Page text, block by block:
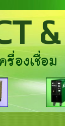
องเชื่อ